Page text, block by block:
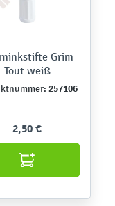
Grim
Tout weiß
257106
2,50 €